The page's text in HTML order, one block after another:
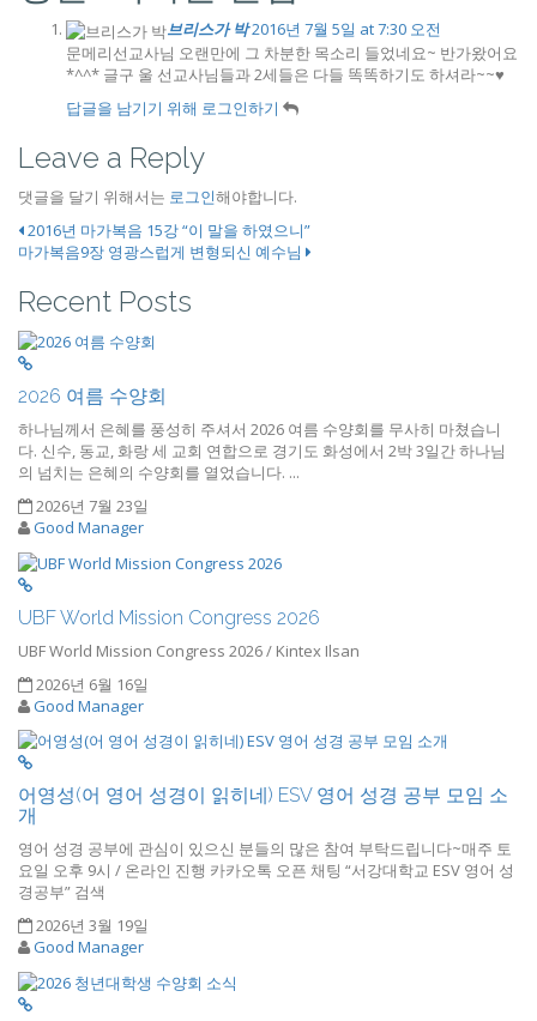
브리스가 박2016년 7월 5일 at 7:30 오전
문메리선교사님 오랜만에 그 차분한 목소리 들었네요~ 반가왔어요
*^^* 글구 울 선교사님들과 2세들은 다들 똑똑하기도 하셔라~~♥
답글을 남기기 위해 로그인하기
Leave a Reply
댓글을 달기 위해서는 로그인해야합니다.
2016년 마가복음 15강 “이 말을 하였으니”
마가복음9장 영광스럽게 변형되신 예수님
Recent Posts
2026 여름 수양회
하나님께서 은혜를 풍성히 주셔서 2026 여름 수양회를 무사히 마쳤습니
다. 신수, 동교, 화랑 세 교회 연합으로 경기도 화성에서 2박 3일간 하나님
의 넘치는 은혜의 수양회를 열었습니다. ...
2026년 7월 23일
Good Manager
UBF World Mission Congress 2026
UBF World Mission Congress 2026 / Kintex Ilsan
2026년 6월 16일
Good Manager
어영성(어 영어 성경이 읽히네) ESV 영어 성경 공부 모임 소
개
영어 성경 공부에 관심이 있으신 분들의 많은 참여 부탁드립니다~매주 토
요일 오후 9시 / 온라인 진행 카카오톡 오픈 채팅 “서강대학교 ESV 영어 성
경공부” 검색
2026년 3월 19일
Good Manager